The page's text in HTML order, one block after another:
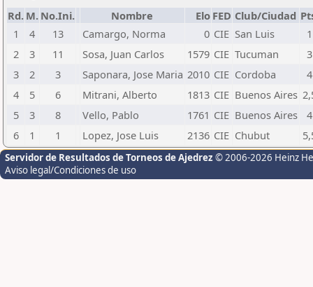
Rd. M. No.Ini. Nombre Elo FED Club/Ciudad
1
4 13 Camargo, Norma 0 CIE San Luis
1
2
3 11 Sosa, Juan Carlos 1579 CIE Tucuman
3
3
2 3 Saponara, Jose Maria 2010 CIE Cordoba
4
4
5 6 Mitrani, Alberto 1813 CIE Buenos Aires
5
3 8 Vello, Pablo 1761 CIE Buenos Aires
4
6
1 1 Lopez, Jose Luis 2136 CIE Chubut
Servidor de Resultados de Torneos de Ajedrez © 2006-2026 Heinz
Aviso legal/Condiciones de uso